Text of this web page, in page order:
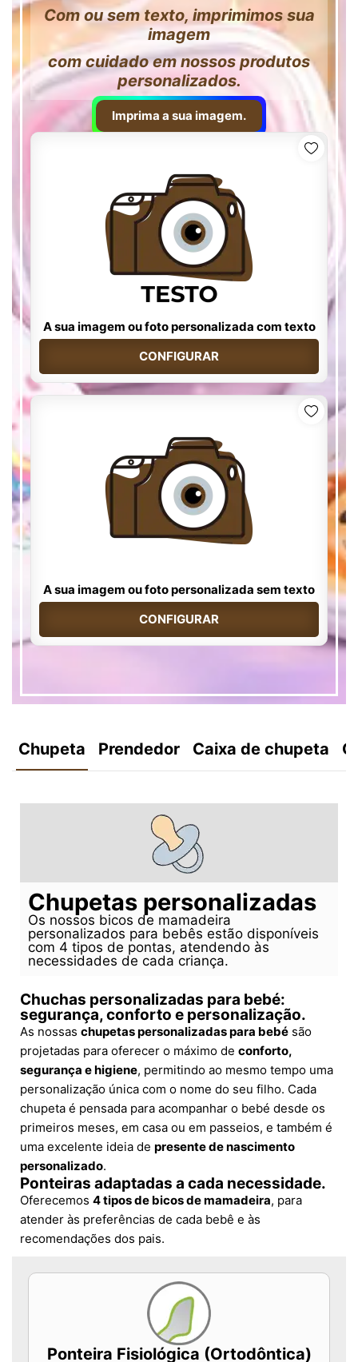
Com ou sem texto, imprimimos sua
imagem
com cuidado em nossos produtos
personalizados.
Imprima a sua imagem.
A sua imagem ou foto personalizada com texto
CONFIGURAR
A sua imagem ou foto personalizada sem texto
CONFIGURAR
Chupeta Prendedor Caixa de chupeta
Chupetas personalizadas
Os nossos bicos de mamadeira
personalizados para bebês estão disponíveis
com 4 tipos de pontas, atendendo às
necessidades de cada criança.
Chuchas personalizadas para bebé:
segurança, conforto e personalização.
As nossas chupetas personalizadas para bebé são
projetadas para oferecer o máximo de conforto,
segurança e higiene, permitindo ao mesmo tempo uma
personalização única com o nome do seu filho. Cada
chupeta é pensada para acompanhar o bebé desde os
primeiros meses, em casa ou em passeios, e também é
uma excelente ideia de presente de nascimento
personalizado.
Ponteiras adaptadas a cada necessidade.
Oferecemos 4 tipos de bicos de mamadeira, para
atender às preferências de cada bebê e às
recomendações dos pais.
Ponteira Fisiológica (Ortodôntica)